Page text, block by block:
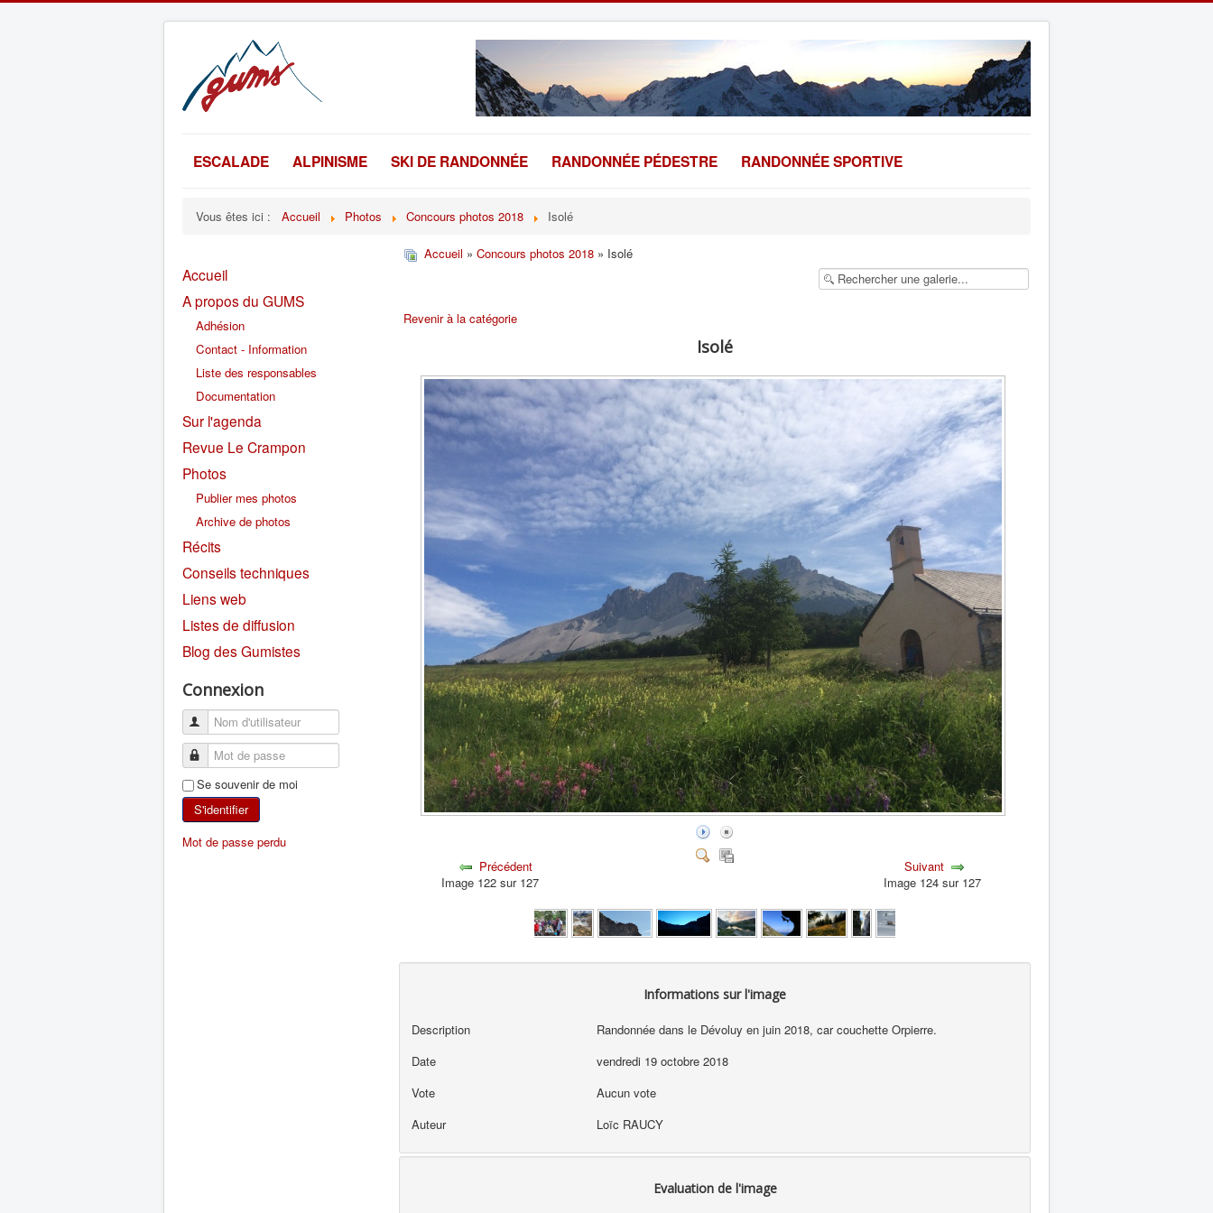
ESCALADE ALPINISME SKI DE RANDONNÉE RANDONNÉE PÉDESTRE RANDONNÉE SPORTIVE
Vous êtes ici : Accueil Photos Concours photos 2018 Isolé
Accueil
A propos du GUMS
Adhésion
Contact - Information
Liste des responsables
Documentation
Sur l'agenda
Revue Le Crampon
Photos
Publier mes photos
Archive de photos
Récits
Conseils techniques
Liens web
Listes de diffusion
Blog des Gumistes
Connexion
Se souvenir de moi
S'identifier
Mot de passe perdu
Accueil » Concours photos 2018 » Isolé
Revenir à la catégorie
Isolé
Précédent
Image 122 sur 127
Suivant
Image 124 sur 127
Informations sur l'image
Description
Randonnée dans le Dévoluy en juin 2018, car couchette Orpierre.
Date
vendredi 19 octobre 2018
Vote
Aucun vote
Auteur
Loïc RAUCY
Evaluation de l'image